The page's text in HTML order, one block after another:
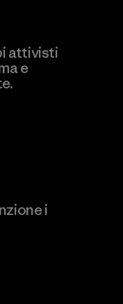
attivisti
e
i